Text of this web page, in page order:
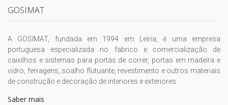
GOSIMAT
A GOSIMAT, fundada em 1994 em Leiria, é uma empresa
portuguesa especializada no fabrico e comercialização de
caixilhos e sistemas para portas de correr, portas em madeira e
vidro, ferragens, soalho flutuante, revestimento e outros materiais
de construção e decoração de interiores e exteriores.
Saber mais